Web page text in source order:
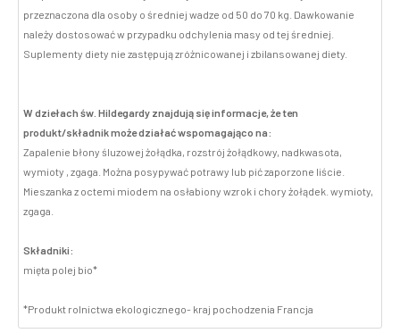
przeznaczona dla osoby o średniej wadze od 50 do 70 kg. Dawkowanie
należy dostosować w przypadku odchylenia masy od tej średniej.
Suplementy diety nie zastępują zróżnicowanej i zbilansowanej diety.
W dziełach św. Hildegardy znajdują się informacje, że ten
produkt/składnik może działać wspomagająco na:
Zapalenie błony śluzowej żołądka, rozstrój żołądkowy, nadkwasota,
wymioty , zgaga. Można posypywać potrawy lub pić zaporzone liście.
Mieszanka z octemi miodem na osłabiony wzrok i chory żołądek. wymioty,
zgaga.
Składniki:
mięta polej bio*
*Produkt rolnictwa ekologicznego- kraj pochodzenia Francja